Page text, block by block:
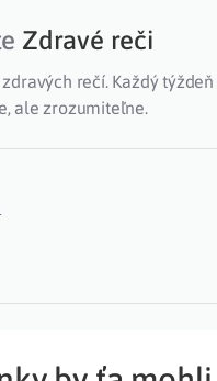
Zdravé reči
rečí. Každý
ale zrozumiteľne.